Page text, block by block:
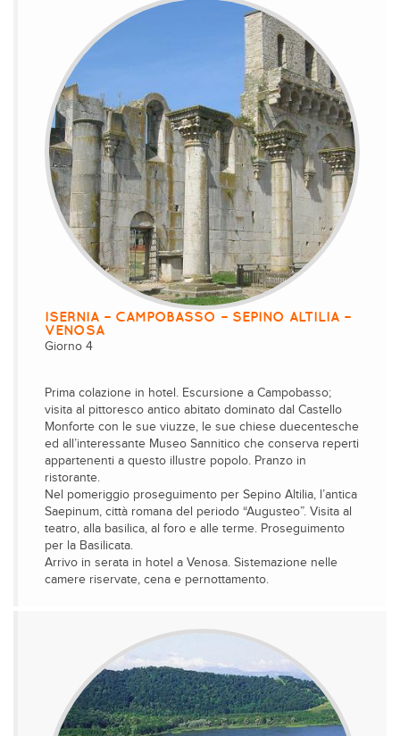
ISERNIA – CAMPOBASSO – SEPINO ALTILIA –
VENOSA
Giorno 4
Prima colazione in hotel. Escursione a Campobasso;
visita al pittoresco antico abitato dominato dal Castello
Monforte con le sue viuzze, le sue chiese duecentesche
ed all’interessante Museo Sannitico che conserva reperti
appartenenti a questo illustre popolo. Pranzo in
ristorante.
Nel pomeriggio proseguimento per Sepino Altilia, l’antica
Saepinum, città romana del periodo “Augusteo”. Visita al
teatro, alla basilica, al foro e alle terme. Proseguimento
per la Basilicata.
Arrivo in serata in hotel a Venosa. Sistemazione nelle
camere riservate, cena e pernottamento.